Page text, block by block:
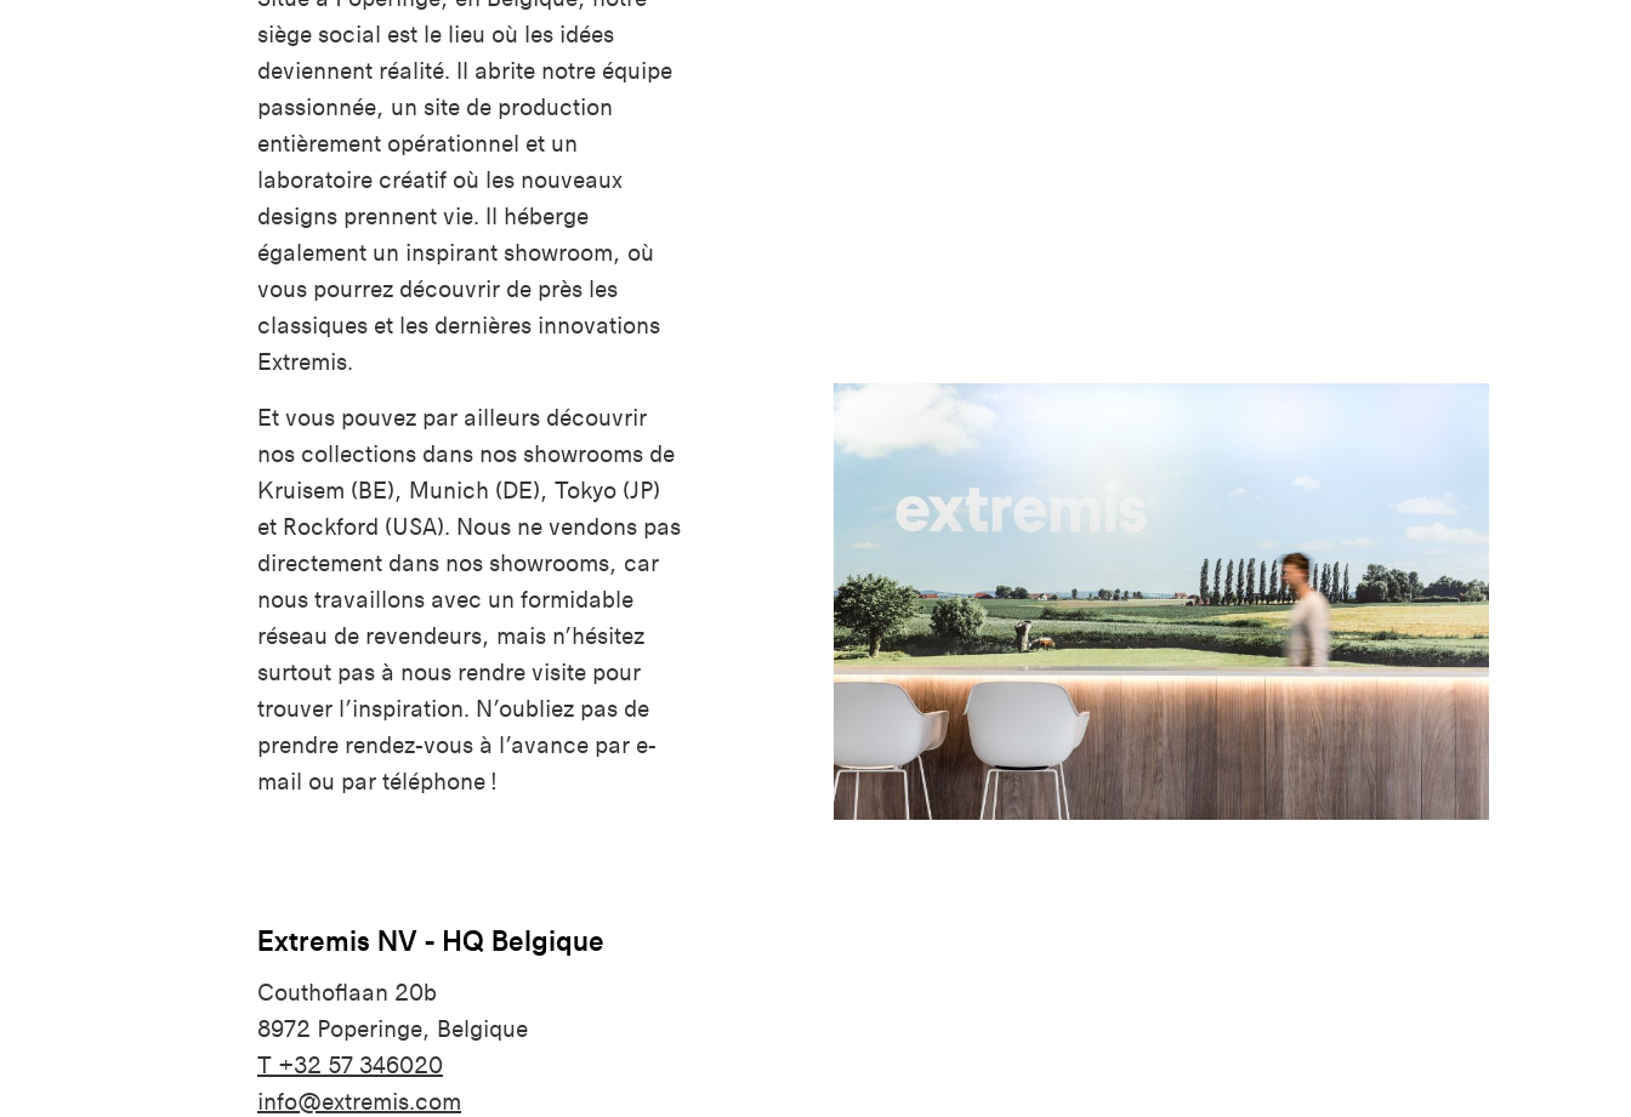
siège social est le lieu où les idées
deviennent réalité. Il abrite notre équipe
passionnée, un site de production
entièrement opérationnel et un
laboratoire créatif où les nouveaux
designs prennent vie. Il héberge
également un inspirant showroom, où
vous pourrez découvrir de près les
classiques et les dernières innovations
Extremis.
Et vous pouvez par ailleurs découvrir
nos collections dans nos showrooms de
Kruisem (BE), Munich (DE), Tokyo (JP)
et Rockford (USA). Nous ne vendons pas
directement dans nos showrooms, car
nous travaillons avec un formidable
réseau de revendeurs, mais n’hésitez
surtout pas à nous rendre visite pour
trouver l’inspiration. N’oubliez pas de
prendre rendez-vous à l’avance par e-
mail ou par téléphone !
Extremis NV - HQ Belgique
Couthoflaan 20b
8972 Poperinge, Belgique
T +32 57 346020
info@extremis.com